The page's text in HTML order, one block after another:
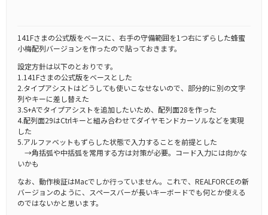
141Fさまの公式版をベースに、右手の守備範囲を1つ右にずらした蜂蜜
小梅配列バージョンを作ったので貼っておきます。
設定方針は以下のとおりです。
1.141Fさまの公式版をベースとした
2.タイプアシストはどうしても使いこなせないので、部分的に別の文字
列やキーに差し替えた
3.S+Aでタイプアシストを追加したいため、配列面28を作った
4.配列面29はCtrlキーと組み合わせてダイヤモンドカーソルなどを実現
した
5.アルファベットもずらした状態で入力することを前提とした
→角括弧や中括弧を常用する方は対策が必要。コード入力には向かな
いかも
なお、動作検証はMacでしか行っていません。これで、REALFORCEの新
バージョンのように、スペースバーが長いキーボードでも何とか使える
のではないかと思います。